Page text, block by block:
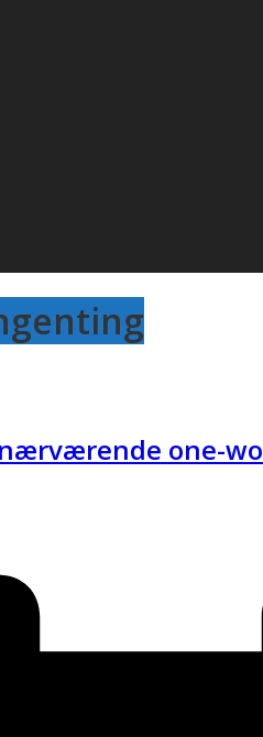
one-